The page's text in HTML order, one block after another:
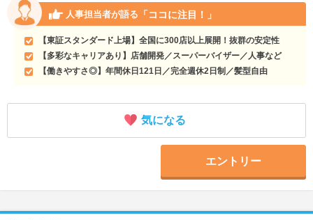
人事担当者が語る 「ココに注目！」
【東証スタンダード上場】全国に300店以上展開！抜群の安定性
【多彩なキャリアあり】店舗開発／スーパーバイザー／人事など
【働きやすさ◎】年間休日121日／完全週休2日制／髪型自由
気になる
エントリー